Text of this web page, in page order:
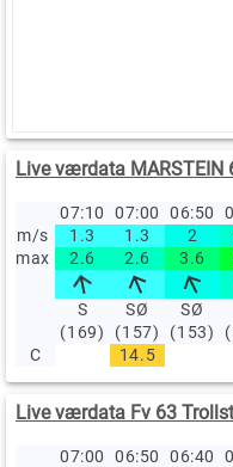
Live værdata MARSTEIN
07:10 07:00 06:50
m/s
1.3 1.3 2
max
2.6 2.6 3.6
S
(169)
SØ
(157)
SØ
(153)
C
14.5
Live værdata Fv 63
07:00 06:50 06:40